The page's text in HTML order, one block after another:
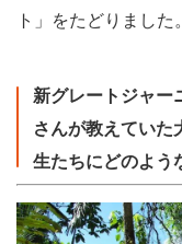
ト」をたどりました。
新グレートジャー
さんが教えていた
生たちにどのよう